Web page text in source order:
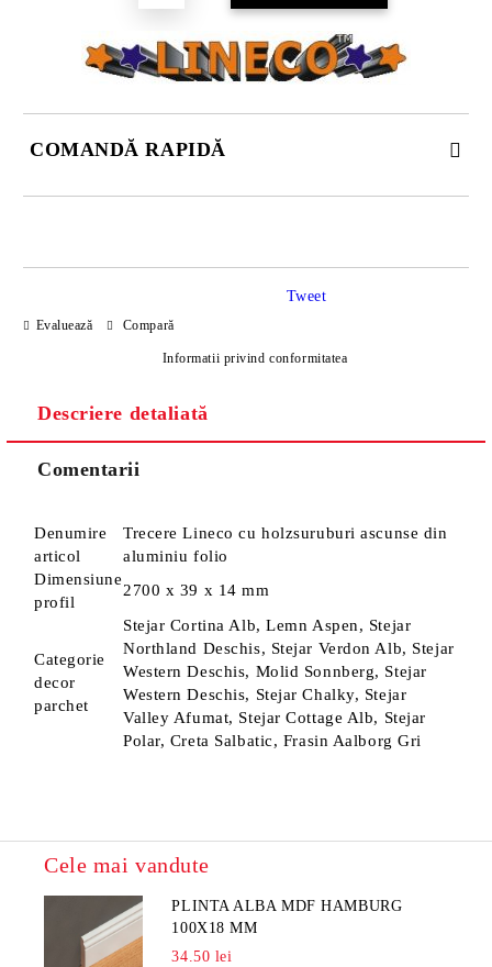
COMANDĂ RAPIDĂ
Sunt de acord cuPolitica de confidentialitate
Noi vă vom contacta pentru finalizarea comenzii.
Evaluează Compară
Informatii privind conformitatea
Tweet
Descriere detaliată
Comentarii
Denumire
articol
Trecere Lineco cu holzsuruburi ascunse din
aluminiu folio
Dimensiune
profil
2700 x 39 x 14 mm
Categorie
decor
parchet
Stejar Cortina Alb, Lemn Aspen, Stejar
Northland Deschis, Stejar Verdon Alb, Stejar
Western Deschis, Molid Sonnberg, Stejar
Western Deschis, Stejar Chalky, Stejar
Valley Afumat, Stejar Cottage Alb, Stejar
Polar, Creta Salbatic, Frasin Aalborg Gri
Cele mai vandute
PLINTA ALBA MDF HAMBURG
100X18 MM
34.50 lei